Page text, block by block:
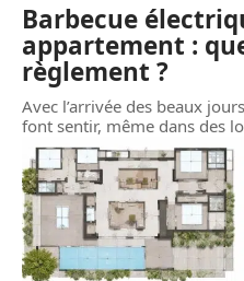
Barbecue
appartement :
règlement ?
Avec l’arrivée des beaux
font sentir, même dans des